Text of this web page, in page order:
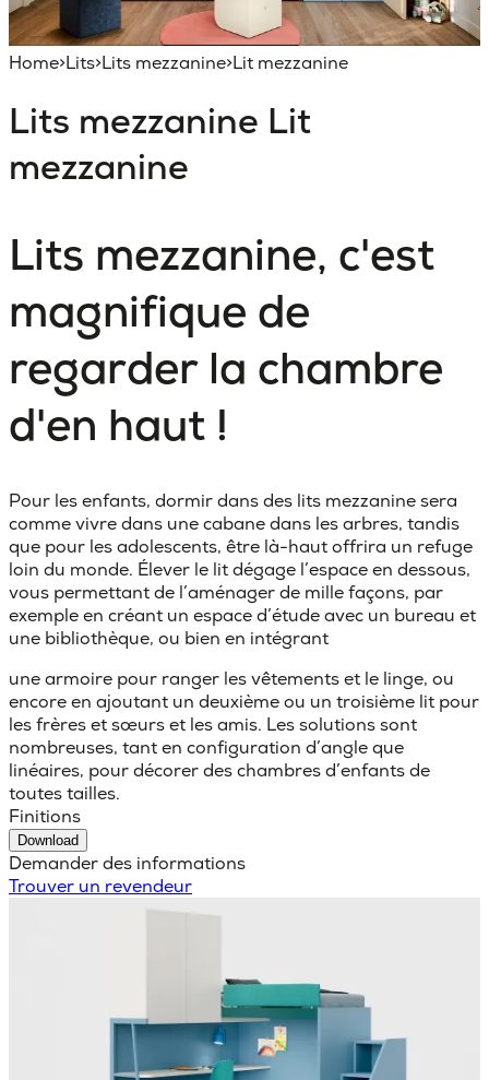
Home>Lits>Lits mezzanine>Lit mezzanine
Lits mezzanine Lit
mezzanine
Lits mezzanine, c'est
magnifique de
regarder la chambre
d'en haut !
Pour les enfants, dormir dans des lits mezzanine sera
comme vivre dans une cabane dans les arbres, tandis
que pour les adolescents, être là-haut offrira un refuge
loin du monde. Élever le lit dégage l’espace en dessous,
vous permettant de l’aménager de mille façons, par
exemple en créant un espace d’étude avec un bureau et
une bibliothèque, ou bien en intégrant
une armoire pour ranger les vêtements et le linge, ou
encore en ajoutant un deuxième ou un troisième lit pour
les frères et sœurs et les amis. Les solutions sont
nombreuses, tant en configuration d’angle que
linéaires, pour décorer des chambres d’enfants de
toutes tailles.
Finitions
Download
Demander des informations
Trouver un revendeur